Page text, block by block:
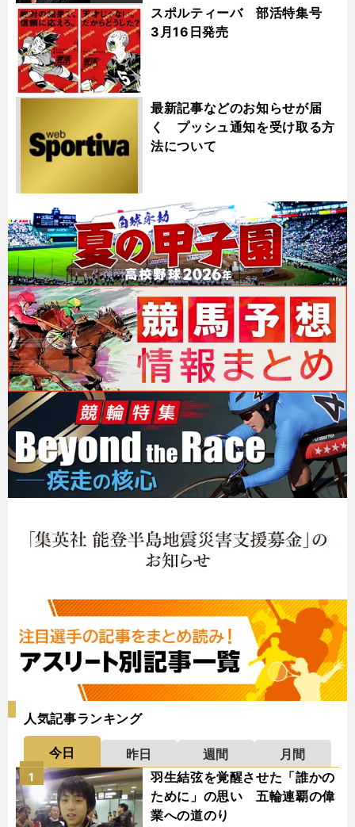
スポルティーバ 部活特集号
3月16日発売
最新記事などのお知らせが届
く プッシュ通知を受け取る方
法について
人気記事ランキング
今日 昨日 週間
月間
羽生結弦を覚醒させた「誰かの
ために」の思い 五輪連覇の偉
業への道のり
1